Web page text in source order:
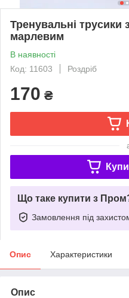
Тренувальні
марлевим
В наявності
Код: 11603
Роздріб
170 ₴
Що таке купити з
Замовлення під
Опис Характеристики
Опис